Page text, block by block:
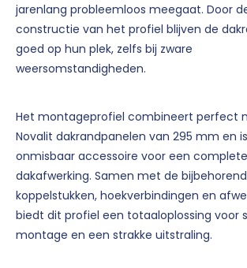
jarenlang probleemloos meegaat. Door
constructie van het profiel blijven de
goed op hun plek, zelfs bij zware
weersomstandigheden.
Het montageprofiel combineert perfect
Novalit dakrandpanelen van 295 mm en
onmisbaar accessoire voor een complete
dakafwerking. Samen met de
koppelstukken, hoekverbindingen en
biedt dit profiel een totaal­oplossing voor
montage en een strakke uitstraling.